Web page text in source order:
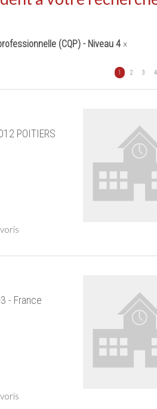
(CQP) - Niveau 4 ×
1 2 3 4
POITIERS
- France